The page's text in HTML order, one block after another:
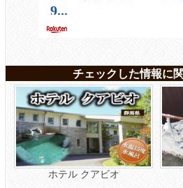
チェックした情報に
ホテル クアビオ